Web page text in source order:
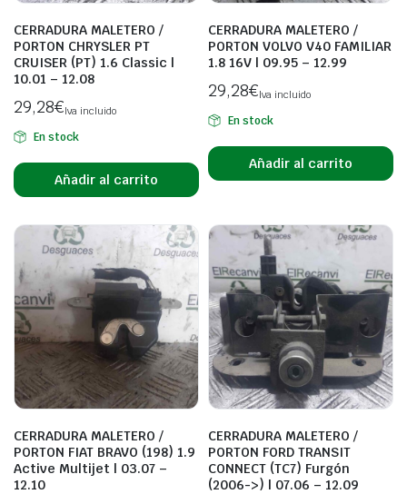
CERRADURA MALETERO /
PORTON CHRYSLER PT
CRUISER (PT) 1.6 Classic |
10.01 – 12.08
29,28€Iva incluido
En stock
Añadir al carrito
CERRADURA MALETERO /
PORTON VOLVO V40 FAMILIAR
1.8 16V | 09.95 – 12.99
29,28€Iva incluido
En stock
Añadir al carrito
CERRADURA MALETERO /
PORTON FIAT BRAVO (198) 1.9
Active Multijet | 03.07 –
12.10
CERRADURA MALETERO /
PORTON FORD TRANSIT
CONNECT (TC7) Furgón
(2006->) | 07.06 – 12.09